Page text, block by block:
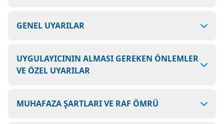
GENEL UYARILAR
UYGULAYICININ ALMASI GEREKEN ÖNLEMLER
VE ÖZEL UYARILAR
MUHAFAZA ŞARTLARI VE RAF ÖMRÜ